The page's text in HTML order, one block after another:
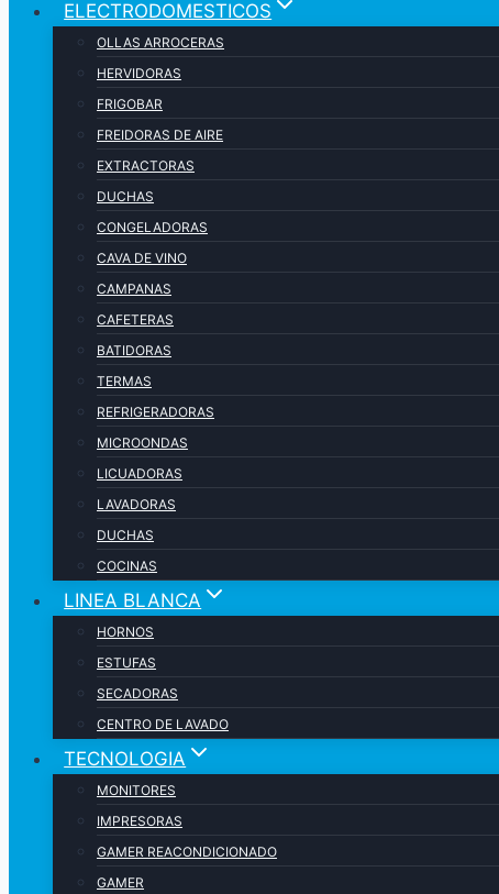
ELECTRODOMESTICOS
OLLAS ARROCERAS
HERVIDORAS
FRIGOBAR
FREIDORAS DE AIRE
EXTRACTORAS
DUCHAS
CONGELADORAS
CAVA DE VINO
CAMPANAS
CAFETERAS
BATIDORAS
TERMAS
REFRIGERADORAS
MICROONDAS
LICUADORAS
LAVADORAS
DUCHAS
COCINAS
LINEA BLANCA
HORNOS
ESTUFAS
SECADORAS
CENTRO DE LAVADO
TECNOLOGIA
MONITORES
IMPRESORAS
GAMER REACONDICIONADO
GAMER